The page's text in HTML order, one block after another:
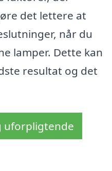
det lettere at
når du
lamper. Dette kan
resultat og det
uforpligtende